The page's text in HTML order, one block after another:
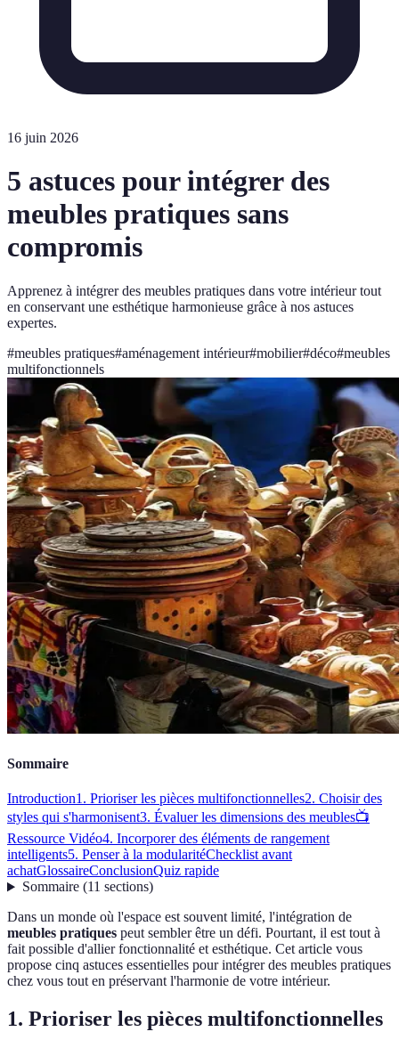
16 juin 2026
5 astuces pour intégrer des
meubles pratiques sans
compromis
Apprenez à intégrer des meubles pratiques dans votre intérieur tout
en conservant une esthétique harmonieuse grâce à nos astuces
expertes.
#meubles pratiques#aménagement intérieur#mobilier#déco#meubles
multifonctionnels
Sommaire
Introduction1. Prioriser les pièces multifonctionnelles2. Choisir des
styles qui s'harmonisent3. Évaluer les dimensions des meubles📺
Ressource Vidéo4. Incorporer des éléments de rangement
intelligents5. Penser à la modularitéChecklist avant
achatGlossaireConclusionQuiz rapide
Sommaire(11 sections)
Dans un monde où l'espace est souvent limité, l'intégration de
meubles pratiques peut sembler être un défi. Pourtant, il est tout à
fait possible d'allier fonctionnalité et esthétique. Cet article vous
propose cinq astuces essentielles pour intégrer des meubles pratiques
chez vous tout en préservant l'harmonie de votre intérieur.
1. Prioriser les pièces multifonctionnelles